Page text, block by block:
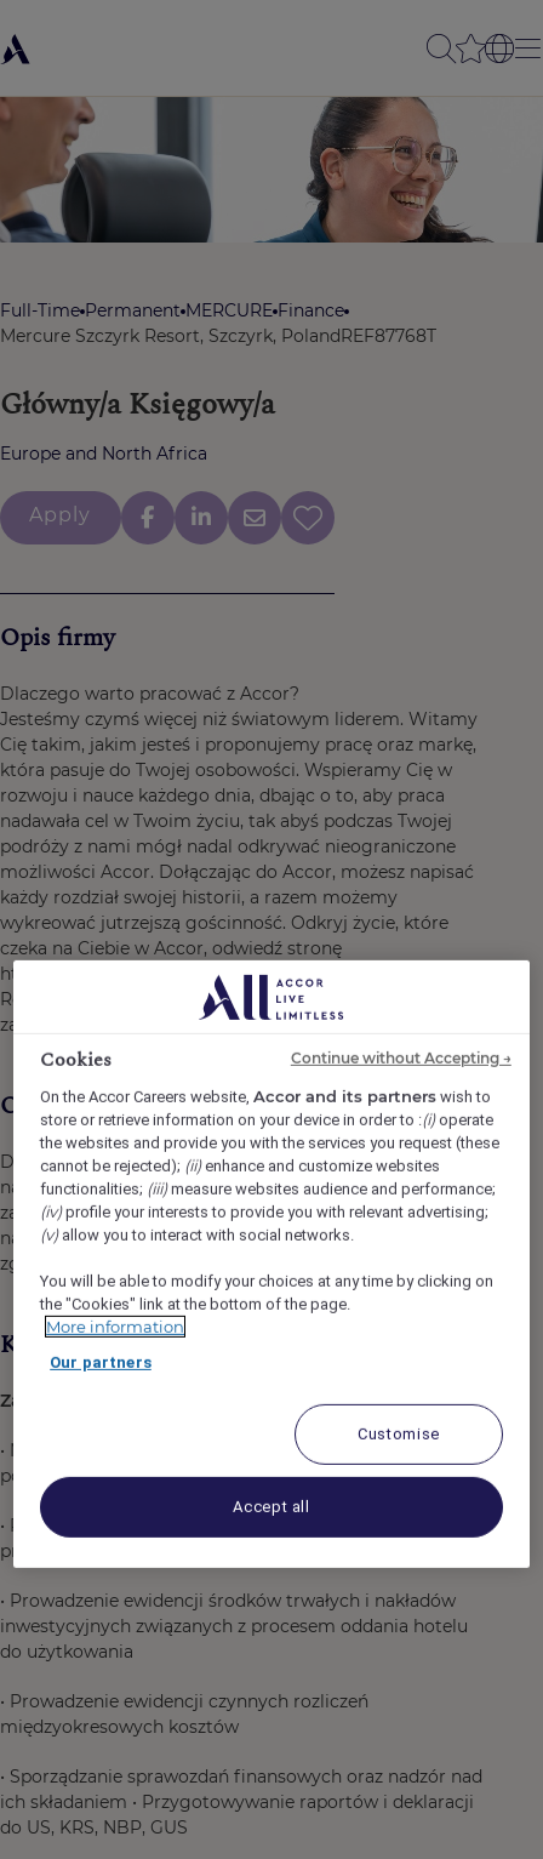
Full-Time Permanent MERCURE Finance
Mercure Szczyrk Resort, Szczyrk, PolandREF87768T
Główny/a Księgowy/a
Europe and North Africa
Apply
Opis firmy
Dlaczego warto pracować z Accor?
Jesteśmy czymś więcej niż światowym liderem. Witamy
Cię takim, jakim jesteś i proponujemy pracę oraz markę,
która pasuje do Twojej osobowości. Wspieramy Cię w
rozwoju i nauce każdego dnia, dbając o to, aby praca
nadawała cel w Twoim życiu, tak abyś podczas Twojej
podróży z nami mógł nadal odkrywać nieograniczone
możliwości Accor. Dołączając do Accor, możesz napisać
każdy rozdział swojej historii, a razem możemy
wykreować jutrzejszą gościnność. Odkryj życie, które
czeka na Ciebie w Accor, odwiedź stronę
https://careers.accor.com/.
Rób to, co kochasz, dbaj o świat, odważysz się
zakwestionować status quo! #BELIMITLESS
Opis oferty pracy
Do naszego zespołu poszukujemy doświadczonej osoby
na stanowiskoGłównego Księgowego, odpowiedzialnej
za kompleksowe prowadzenie ksiąg rachunkowych,
nadzór nad zespołem księgowości oraz zapewnienie
zgodności działań z obowiązującymi przepisami.
Kwalifikacje
Zakres obowiązków:
• Nadzór merytoryczny i organizacyjny nad pracą
podległego personelu księgowego
• Prowadzenie pełnej księgowości zgodnie z przepisami
prawa podatkowego oraz ustawą o rachunkowości
• Prowadzenie ewidencji środków trwałych i nakładów
inwestycyjnych związanych z procesem oddania hotelu
do użytkowania
• Prowadzenie ewidencji czynnych rozliczeń
międzyokresowych kosztów
• Sporządzanie sprawozdań finansowych oraz nadzór nad
ich składaniem • Przygotowywanie raportów i deklaracji
do US, KRS, NBP, GUS
Cookies
On the Accor Careers website,Accor and its partners wish to
store or retrieve information on your device in order to :(i)operate
the websites and provide you with the services you request (these
cannot be rejected); (ii)enhance and customize websites
functionalities; (iii)measure websites audience and performance;
(iv)profile your interests to provide you with relevant advertising;
(v)allow you to interact with social networks.
You will be able to modify your choices at any time by clicking on
the "Cookies" link at the bottom of the page.
More information
Our partners
Customise
Accept all
Continue without Accepting →